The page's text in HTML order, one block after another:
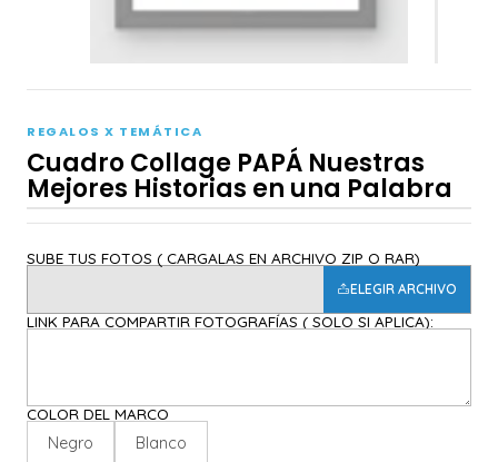
REGALOS X TEMÁTICA
Cuadro Collage PAPÁ Nuestras
Mejores Historias en una Palabra
SUBE TUS FOTOS ( CARGALAS EN ARCHIVO ZIP O RAR)
ELEGIR ARCHIVO
LINK PARA COMPARTIR FOTOGRAFÍAS ( SOLO SI APLICA):
COLOR DEL MARCO
Negro Blanco